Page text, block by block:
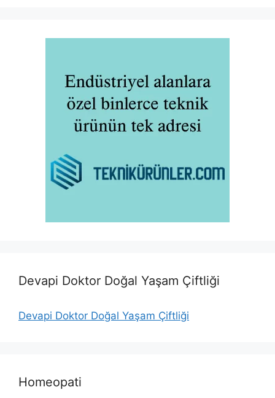
Devapi Doktor Doğal Yaşam Çiftliği
Devapi Doktor Doğal Yaşam Çiftliği
Homeopati